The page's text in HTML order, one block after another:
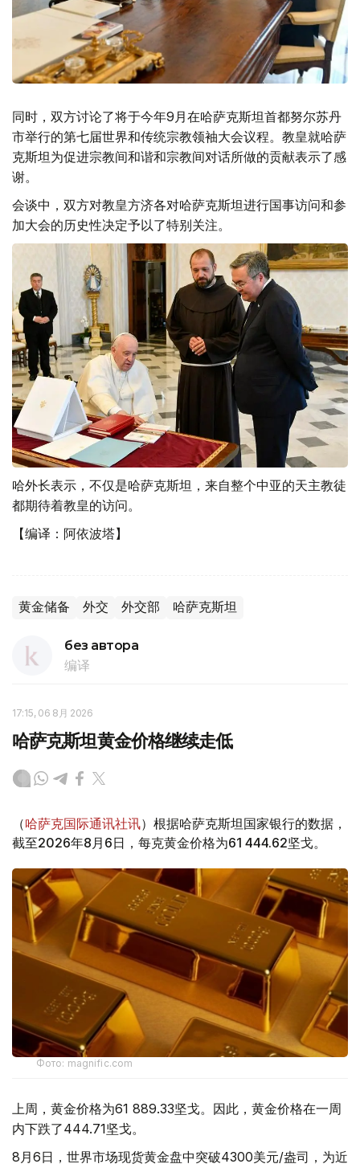
同时，双方讨论了将于今年9月在哈萨克斯坦首都努尔苏丹
市举行的第七届世界和传统宗教领袖大会议程。教皇就哈萨
克斯坦为促进宗教间和谐和宗教间对话所做的贡献表示了感
谢。
会谈中，双方对教皇方济各对哈萨克斯坦进行国事访问和参
加大会的历史性决定予以了特别关注。
哈外长表示，不仅是哈萨克斯坦，来自整个中亚的天主教徒
都期待着教皇的访问。
【编译：阿依波塔】
黄金储备 外交 外交部 哈萨克斯坦
без автора
编译
17:15, 06 8月 2026
哈萨克斯坦黄金价格继续走低
（哈萨克国际通讯社讯）根据哈萨克斯坦国家银行的数据，
截至2026年8月6日，每克黄金价格为61 444.62坚戈。
Фото: magnific.com
上周，黄金价格为61 889.33坚戈。因此，黄金价格在一周
内下跌了444.71坚戈。
8月6日，世界市场现货黄金盘中突破4300美元/盎司，为近